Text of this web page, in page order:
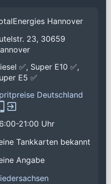
Hannover
23, 30659
✅, Super E10 ✅,
E5 ✅
Deutschland
21:00 Uhr
Tankkarten bekannt
Angabe